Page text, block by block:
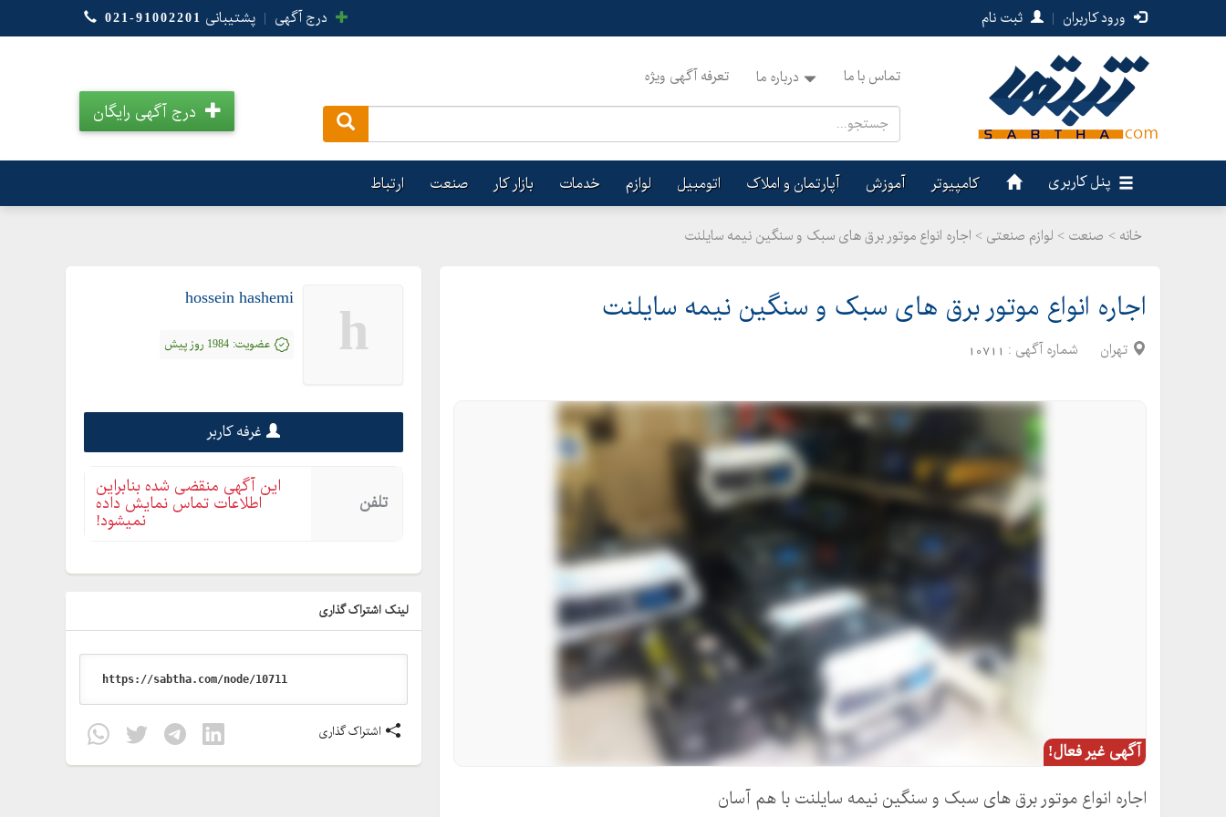
ورود کاربران | ثبت نام درج آگهی | پشتیبانی 021-91002201
تماس با ما درباره ما تعرفه آگهی ویژه
درج آگهی رایگان
پنل کاربری کامپیوتر آموزش آپارتمان و املاک اتومبیل لوازم خدمات بازار کار صنعت ارتباط
خانه > صنعت > لوازم صنعتی > اجاره انواع موتور برق های سبک و سنگین نیمه سایلنت
اجاره انواع موتور برق های سبک و سنگین نیمه سایلنت
تهران شماره آگهی : 10711
آگهی غیر فعال!
اجاره انواع موتور برق های سبک و سنگین نیمه سایلنت با هم آسان
h
hossein hashemi
عضویت: 1984 روز پیش
غرفه کاربر
تلفن
این آگهی منقضی شده بنابراین
اطلاعات تماس نمایش داده
نمیشود!
لینک اشتراک گذاری
اشتراک گذاری